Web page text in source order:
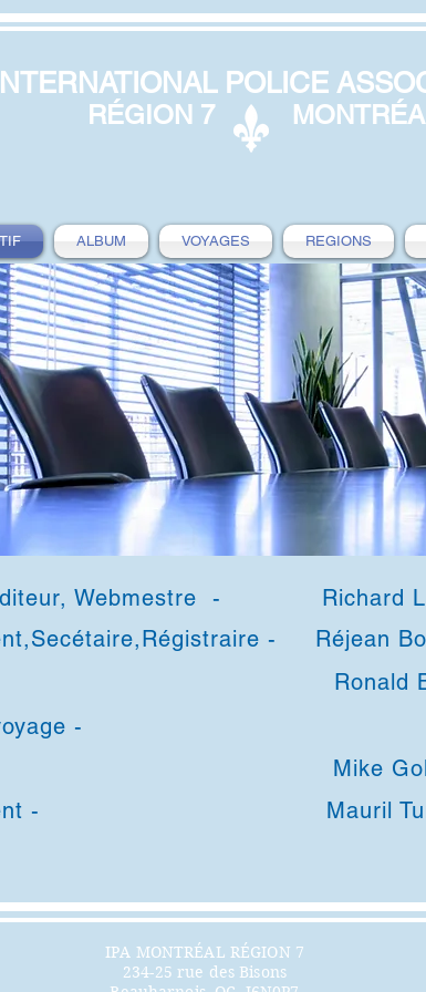
INTERNATIONAL POLICE
RÉGION 7
Webmestre - Richard
- Réjean
-
voyage -
- Mike
- Mauril
ALBUM VOYAGES REGIONS
IPA MONTRÉAL RÉGION 7
234-25 rue des Bisons